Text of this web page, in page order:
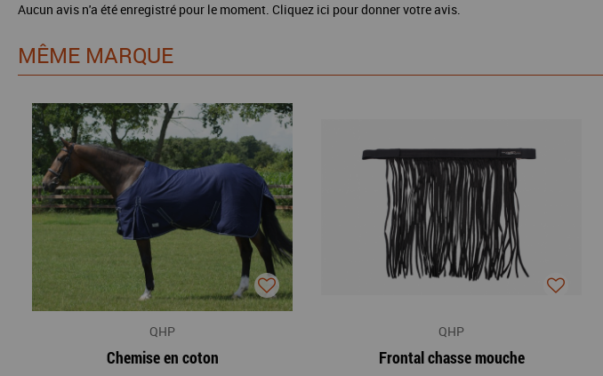
Aucun avis n'a été enregistré pour le moment. Cliquez ici pour donner votre avis.
MÊME MARQUE
QHP
Chemise en coton
QHP
Frontal chasse mouche